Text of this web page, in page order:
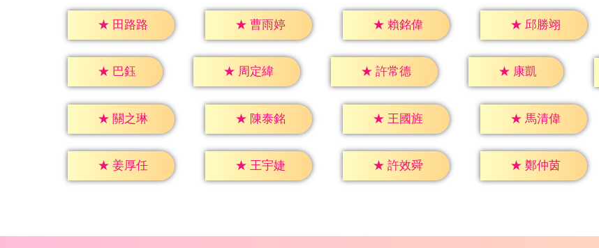
★ 田路路 ★ 曹雨婷 ★ 賴銘偉 ★ 邱勝翊
★ 巴鈺 ★ 周定緯 ★ 許常德 ★ 康凱
★ 關之琳 ★ 陳泰銘 ★ 王國旌 ★ 馬清偉
★ 姜厚任 ★ 王宇婕 ★ 許效舜 ★ 鄭仲茵